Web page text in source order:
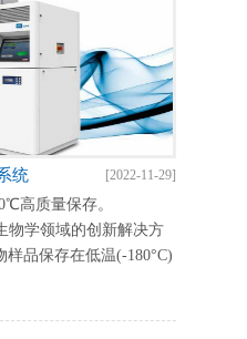
统 [2022-11-29]
高质量保存。
物学领域的创新解决方
品保存在低温(-180°C)
它完全在意大利开发